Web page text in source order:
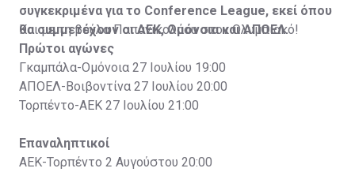
συγκεκριμένα για το Conference League, εκεί όπου
θα συμμετέχουν οι ΑΕΚ, Ομόνοια και ΑΠΟΕΛ.
Και με τη βούλα Παπανικολάου στον Ολυμπιακό!
Πρώτοι αγώνες
Γκαμπάλα-Ομόνοια 27 Ιουλίου 19:00
ΑΠΟΕΛ-Βοιβοντίνα 27 Ιουλίου 20:00
Τορπέντο-ΑΕΚ 27 Ιουλίου 21:00
Επαναληπτικοί
ΑΕΚ-Τορπέντο 2 Αυγούστου 20:00